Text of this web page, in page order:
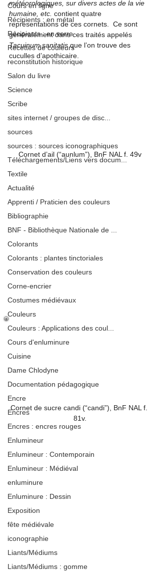
Cours en ligne
Récipients : en métal
Récipients : en verre
Recettes de couleurs
reconstitution historique
Salon du livre
Science
Scribe
sites internet / groupes de disc...
sources
sources : sources iconographiques
Téléchargements/Liens vers docum...
Textile
Actualité
Apprenti / Praticien des couleurs
Bibliographie
BNF - Bibliothèque Nationale de ...
Colorants
Colorants : plantes tinctoriales
Conservation des couleurs
Corne-encrier
Costumes médiévaux
Couleurs
Couleurs : Applications des coul...
Cours d'enluminure
Cuisine
Dame Chlodyne
Documentation pédagogique
Encre
Encres
Encres : encres rouges
Enlumineur
Enlumineur : Contemporain
Enlumineur : Médiéval
enluminure
Enluminure : Dessin
Exposition
fête médiévale
iconographie
Liants/Médiums
Liants/Médiums : gomme
météorologiques, sur divers actes de la vie
humaine, etc. contient quatre
représentations de ces cornets .  Ce sont
généralement dans ces traités appelés
Tacuinum sanitatis que l’on trouve des
cuculles d’apothicaire.
Cornet d’ail (“aunlum”), BnF NAL f. 49v
Cornet de sucre candi (“candi”), BnF NAL f.
81v.